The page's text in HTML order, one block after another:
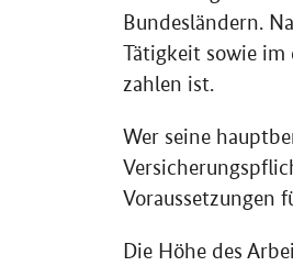
Bundesländern.
Tätigkeit sowie im
zahlen ist.
Wer seine
Voraussetzungen
Die Höhe des